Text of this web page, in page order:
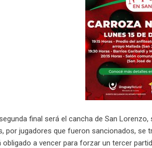
final será el cancha de San
por jugadores que fueron sancionados, se
obligado a vencer para forzar un tercer